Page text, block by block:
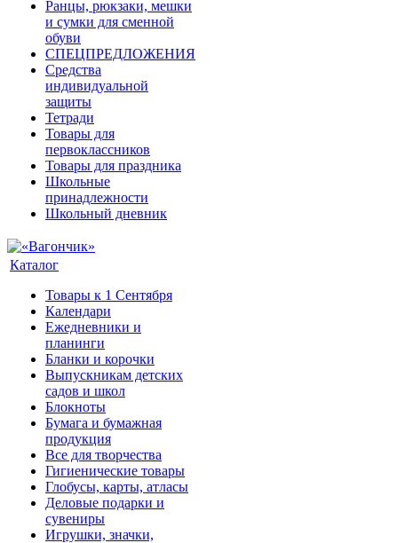
Ранцы, рюкзаки, мешки
и сумки для сменной
обуви
СПЕЦПРЕДЛОЖЕНИЯ
Средства
индивидуальной
защиты
Тетради
Товары для
первоклассников
Товары для праздника
Школьные
принадлежности
Школьный дневник
Каталог
Товары к 1 Сентября
Календари
Ежедневники и
планинги
Бланки и корочки
Выпускникам детских
садов и школ
Блокноты
Бумага и бумажная
продукция
Все для творчества
Гигиенические товары
Глобусы, карты, атласы
Деловые подарки и
сувениры
Игрушки, значки,